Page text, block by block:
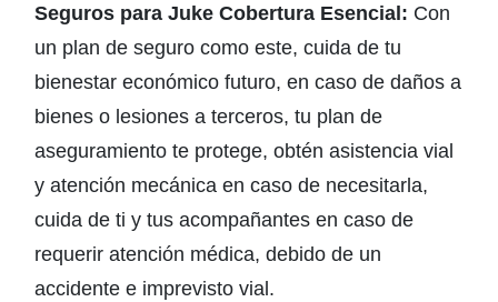
Seguros para Juke Cobertura Esencial: Con
un plan de seguro como este, cuida de tu
bienestar económico futuro, en caso de daños a
bienes o lesiones a terceros, tu plan de
aseguramiento te protege, obtén asistencia vial
y atención mecánica en caso de necesitarla,
cuida de ti y tus acompañantes en caso de
requerir atención médica, debido de un
accidente e imprevisto vial.